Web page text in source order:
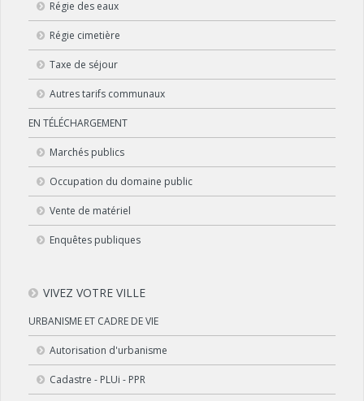
Régie des eaux
Régie cimetière
Taxe de séjour
Autres tarifs communaux
EN TÉLÉCHARGEMENT
Marchés publics
Occupation du domaine public
Vente de matériel
Enquêtes publiques
VIVEZ VOTRE VILLE
URBANISME ET CADRE DE VIE
Autorisation d'urbanisme
Cadastre - PLUi - PPR